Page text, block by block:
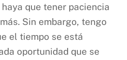
que tener paciencia
Sin embargo, tengo
el tiempo se está
oportunidad que se